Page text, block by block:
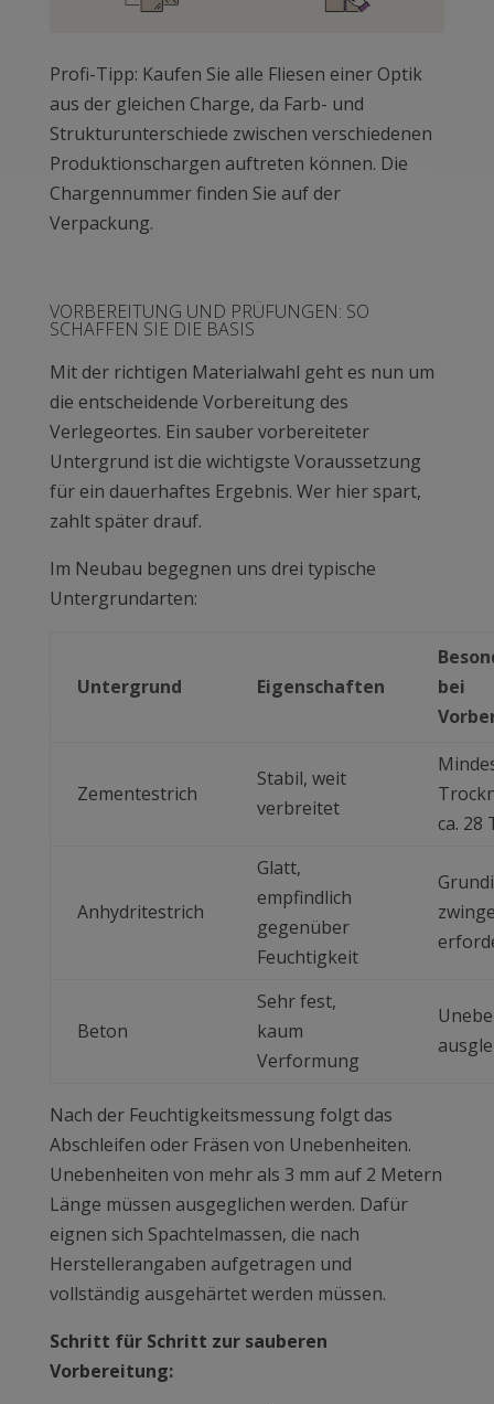
Profi-Tipp: Kaufen Sie alle Fliesen einer Optik
aus der gleichen Charge, da Farb- und
Strukturunterschiede zwischen verschiedenen
Produktionschargen auftreten können. Die
Chargennummer finden Sie auf der
Verpackung.
VORBEREITUNG UND PRÜFUNGEN: SO
SCHAFFEN SIE DIE BASIS
Mit der richtigen Materialwahl geht es nun um
die entscheidende Vorbereitung des
Verlegeortes. Ein sauber vorbereiteter
Untergrund ist die wichtigste Voraussetzung
für ein dauerhaftes Ergebnis. Wer hier spart,
zahlt später drauf.
Im Neubau begegnen uns drei typische
Untergrundarten:
Untergrund Eigenschaften
bei
Zementestrich
Stabil, weit
verbreitet
ca. 28
Anhydritestrich
Glatt,
empfindlich
gegenüber
Feuchtigkeit
Beton
Sehr fest,
kaum
Verformung
Nach der Feuchtigkeitsmessung folgt das
Abschleifen oder Fräsen von Unebenheiten.
Unebenheiten von mehr als 3 mm auf 2 Metern
Länge müssen ausgeglichen werden. Dafür
eignen sich Spachtelmassen, die nach
Herstellerangaben aufgetragen und
vollständig ausgehärtet werden müssen.
Schritt für Schritt zur sauberen
Vorbereitung: